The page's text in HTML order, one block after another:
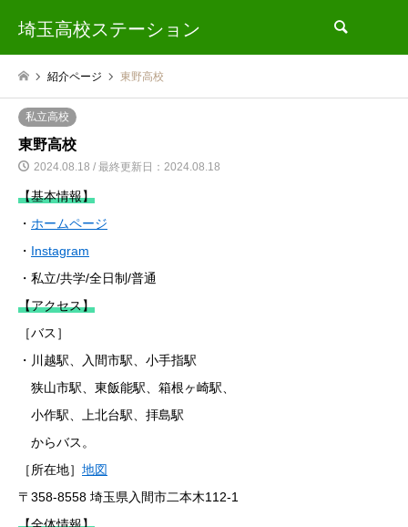
埼玉高校ステーション
紹介ページ 東野高校
私立高校
東野高校
2024.08.18 / 最終更新日：2024.08.18
【基本情報】
・ ホームページ
・ Instagram
・私立/共学/全日制/普通
【アクセス】
［バス］
・川越駅、入間市駅、小手指駅
狭山市駅、東飯能駅、箱根ヶ崎駅、
小作駅、上北台駅、拝島駅
からバス。
［所在地］ 地図
〒358-8558 埼玉県入間市二本木112-1